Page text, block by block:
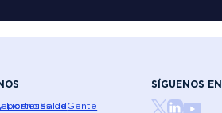
SaludGente
Licencias de
SÍGUENOS EN